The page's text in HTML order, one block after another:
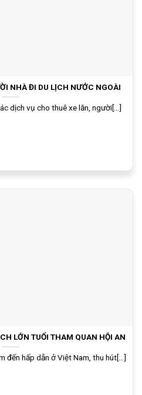
NHÀ ĐI DU LỊCH NƯỚC NGOÀI
dịch vụ cho thuê xe lăn, người[...]
LỚN TUỔI THAM QUAN HỘI AN
đến hấp dẫn ở Việt Nam, thu hút[...]